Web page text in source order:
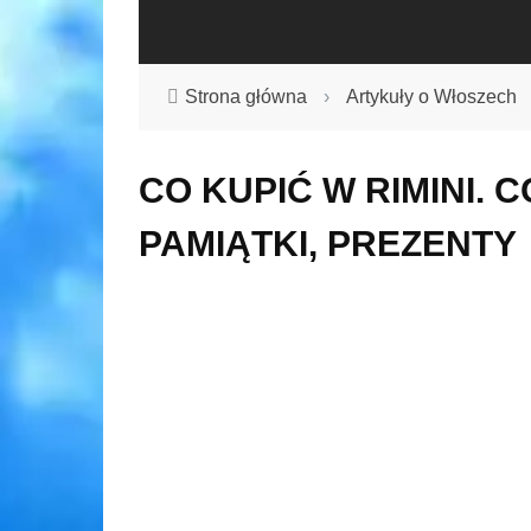
Strona główna › Artykuły o Włoszech
CO KUPIĆ W RIMINI.
PAMIĄTKI, PREZENTY